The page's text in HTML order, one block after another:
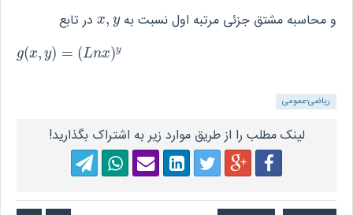
و محاسبه مشتق جزئی مرتبه اول نسبت به
x, y
x,y در تابع
g(x, y) = (Lnx)y
g(x,y)= Ln x)y
ریاضی-عمومی
لینک مطلب را از طریق موارد زیر به اشتراک بگذارید!